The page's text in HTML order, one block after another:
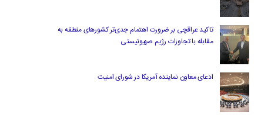
تاکید عراقچی بر ضرورت اهتمام جدی‌تر کشورهای منطقه به
مقابله با تجاوزات رژیم صهیونیستی
ادعای معاون نماینده آمریکا در شورای امنیت